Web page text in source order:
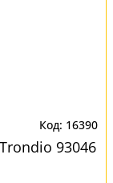
16390
93046